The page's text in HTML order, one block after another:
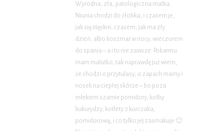
Wyrodna, zła, patologiczna matka.
Niunia chodzi do żłobka, i czasem je,
jak się stęskni, czasem, jak ma zły
dzień, albo koszmar w nocy, wieczorem
do spania – a i to nie zawsze. Pokarmu
mam malutko, tak naprawdę już wiem,
że chodzi o przytulasy, o zapach mamy i
nosek na ciepłej skórze – bo poza
mlekiem szamie pomidory, kolby
kukurydzy, kotlety z kurczaka,
pomidorową, i co tylko jej zasmakuje 🙂